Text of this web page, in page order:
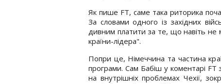
Як пише FT, саме така риторика
За словами одного із західних
дивним платити за те, що навіть не
країни-лідера".
Попри це, Німеччина та частина
програми. Сам Бабіш у коментарі
на внутрішніх проблемах Чехії,